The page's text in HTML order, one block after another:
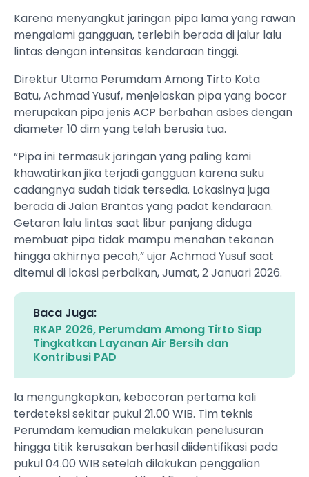
Karena menyangkut jaringan pipa lama yang rawan
mengalami gangguan, terlebih berada di jalur lalu
lintas dengan intensitas kendaraan tinggi.
Direktur Utama Perumdam Among Tirto Kota
Batu, Achmad Yusuf, menjelaskan pipa yang bocor
merupakan pipa jenis ACP berbahan asbes dengan
diameter 10 dim yang telah berusia tua.
“Pipa ini termasuk jaringan yang paling kami
khawatirkan jika terjadi gangguan karena suku
cadangnya sudah tidak tersedia. Lokasinya juga
berada di Jalan Brantas yang padat kendaraan.
Getaran lalu lintas saat libur panjang diduga
membuat pipa tidak mampu menahan tekanan
hingga akhirnya pecah,” ujar Achmad Yusuf saat
ditemui di lokasi perbaikan, Jumat, 2 Januari 2026.
Baca Juga:
RKAP 2026, Perumdam Among Tirto Siap
Tingkatkan Layanan Air Bersih dan
Kontribusi PAD
Ia mengungkapkan, kebocoran pertama kali
terdeteksi sekitar pukul 21.00 WIB. Tim teknis
Perumdam kemudian melakukan penelusuran
hingga titik kerusakan berhasil diidentifikasi pada
pukul 04.00 WIB setelah dilakukan penggalian